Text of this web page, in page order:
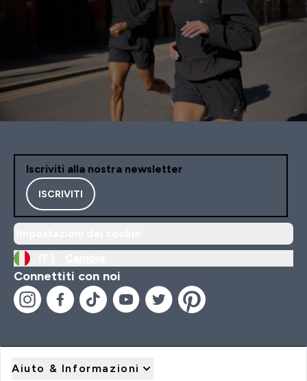
Iscriviti alla nostra newsletter
ISCRIVITI
Connettiti con noi
Aiuto & Informazioni